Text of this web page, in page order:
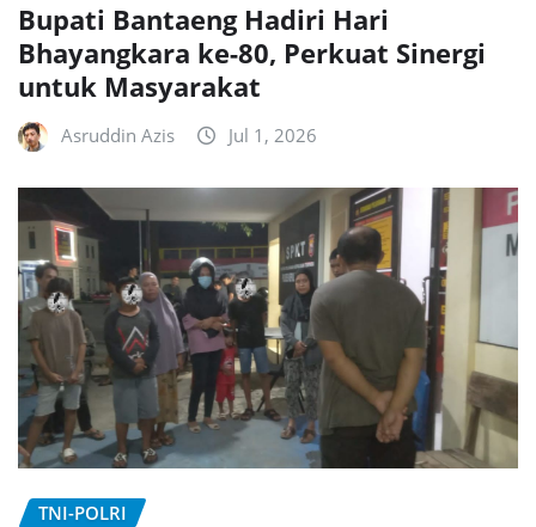
Bupati Bantaeng Hadiri Hari
Bhayangkara ke-80, Perkuat Sinergi
untuk Masyarakat
Asruddin Azis Jul 1, 2026
TNI-POLRI